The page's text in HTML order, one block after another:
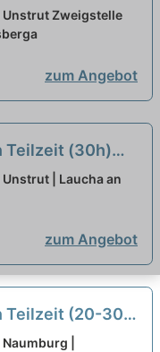
den
Sie!
Zweigstelle
zum Angebot
Teilzeit (30h)
Zuwachs in
| Laucha an
zum Angebot
Teilzeit (20-30
Pflegen,
|